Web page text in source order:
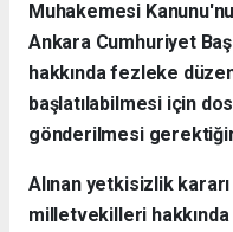
Muhakemesi
Ankara Cumhuriyet
hakkında fezleke
başlatılabilmesi için
gönderilmesi
Alınan yetkisizlik
milletvekilleri